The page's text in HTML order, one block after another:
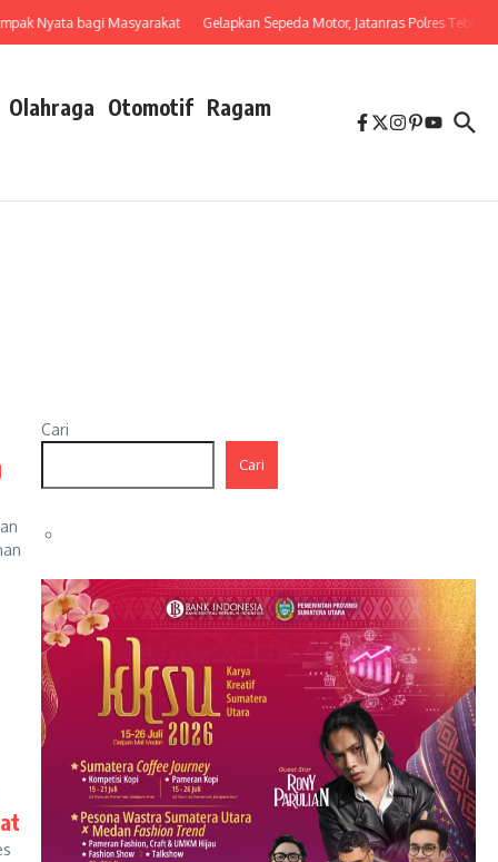
bagi Masyarakat Gelapkan Sepeda Motor, Jatanras Polres Tebing Tinggi
Olahraga Otomotif Ragam
Cari
Cari